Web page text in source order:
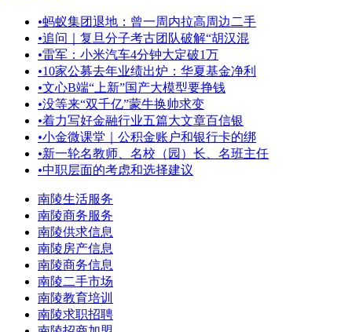
•蚂蚁集团退地：曾一周内拉高周边二手
•追问｜复旦分子考古团队破解“胡汉混
•雷军：小米汽车4分钟大定破1万
•10家公募去年业绩出炉：华夏基金净利
•文心B端“上新”国产大模型要挣钱
•没等来“双千亿”蒙牛换帅求变
•着力写好金融行业五篇大文章百信银
•小金微课堂｜公积金账户和银行卡的绑
•新一轮名教师、名校（园）长、名班主任
•中职层面的考虑和选择建议
南陵生活服务
南陵商务服务
南陵供求信息
南陵房产信息
南陵商务信息
南陵二手市场
南陵教育培训
南陵求职招聘